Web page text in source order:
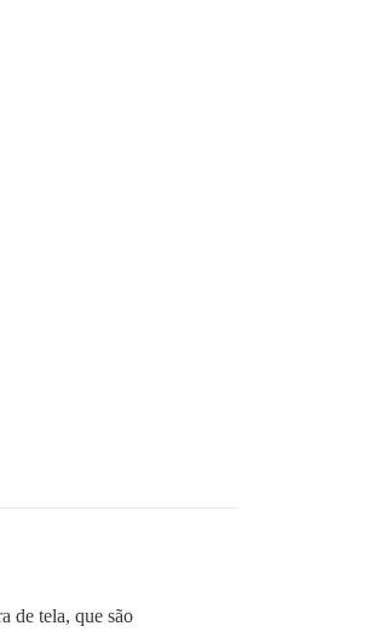
de tela, que são